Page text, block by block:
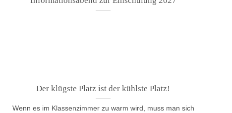
Der klügste Platz ist der kühlste Platz!
Wenn es im Klassenzimmer zu warm wird, muss man sich